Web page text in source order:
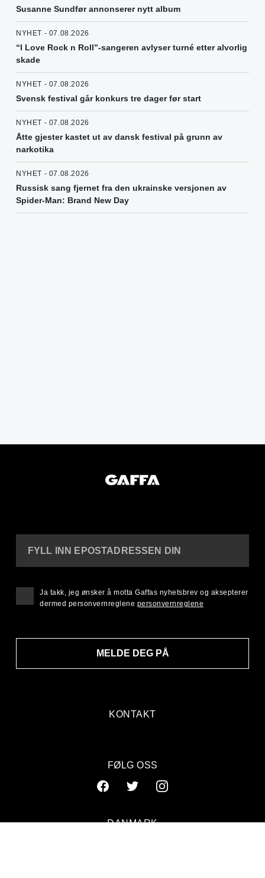
Susanne Sundfør annonserer nytt album
NYHET - 07.08.2026
“I Love Rock n Roll”-sangeren avlyser turné etter alvorlig
skade
NYHET - 07.08.2026
Svensk festival går konkurs tre dager før start
NYHET - 07.08.2026
Åtte gjester kastet ut av dansk festival på grunn av
narkotika
NYHET - 07.08.2026
Russisk sang fjernet fra den ukrainske versjonen av
Spider-Man: Brand New Day
KONTAKT
FYLL INN EPOSTADRESSEN DIN
MELDE DEG PÅ
Ja takk, jeg ønsker å motta Gaffas nyhetsbrev og aksepterer
dermed personvernreglene personvernreglene
FØLG OSS
DANMARK